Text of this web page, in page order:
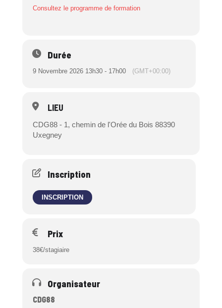
Consultez le programme de formation
Durée
9 Novembre 2026 13h30 - 17h00 (GMT+00:00)
LIEU
CDG88 - 1, chemin de l'Orée du Bois 88390
Uxegney
Inscription
INSCRIPTION
Prix
38€/stagiaire
Organisateur
CDG88